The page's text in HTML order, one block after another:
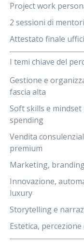
Project work
2 sessioni di
Attestato finale
I temi chiave del
Gestione e
fascia alta
Soft skills e
spending
Vendita
premium
Marketing,
Innovazione,
luxury
Storytelling e
Estetica,